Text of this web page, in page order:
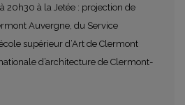
20h30 à la Jetée : projection de
Auvergne, du Service
supérieur d’Art de Clermont
d’architecture de Clermont-